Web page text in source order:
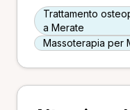
Trattamento
a Merate
Massoterapia per